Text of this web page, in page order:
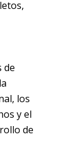
de
los
y el
de